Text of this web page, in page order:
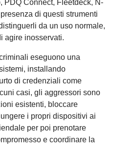
PDQ Connect, Fleetdeck, N-
di questi strumenti
da un uso normale,
agire inosservati.
eseguono una
installando
di credenziali come
casi, gli aggressori sono
esistenti, bloccare
i propri dispositivi ai
per poi prenotare
e coordinare la